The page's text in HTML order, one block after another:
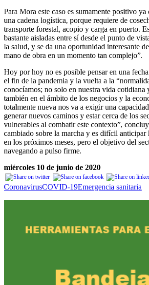
Para Mora este caso es sumamente positivo ya
una cadena logística, porque requiere de
transporte forestal, acopio y carga en puerto.
bastante aisladas entre sí desde el punto de
la salud, y se da una oportunidad interesante
mano de obra en un momento tan complejo”.
Hoy por hoy no es posible pensar en una
el fin de la pandemia y la vuelta a la
conocíamos; no solo en nuestra vida cotidiana
también en el ámbito de los negocios y la
totalmente nueva nos va a exigir una
generar nuevos caminos y estar cerca de los
vulnerables al combatir este contexto”,
cambiado sobre la marcha y es difícil anticipar
en los próximos meses, pero el objetivo del
navegando a pulso firme.
miércoles 10 de junio de 2020
CoronavirusCOVID-19Emergencia sanitaria